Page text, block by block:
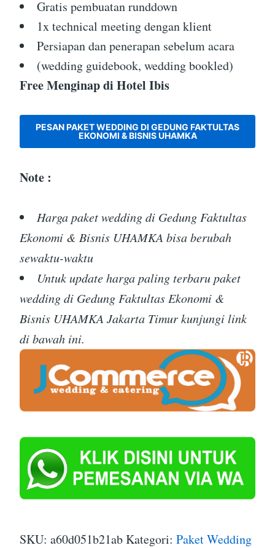
Gratis pembuatan runddown
1x technical meeting dengan klient
Persiapan dan penerapan sebelum acara
(wedding guidebook, wedding bookled)
Free Menginap di Hotel Ibis
PESAN PAKET WEDDING DI GEDUNG FAKTULTAS
EKONOMI & BISNIS UHAMKA
Note :
Harga paket wedding di Gedung Faktultas
Ekonomi & Bisnis UHAMKA bisa berubah
sewaktu-waktu
Untuk update harga paling terbaru paket
wedding di Gedung Faktultas Ekonomi &
Bisnis UHAMKA Jakarta Timur kunjungi link
di bawah ini.
SKU: a60d051b21abKategori: Paket Wedding